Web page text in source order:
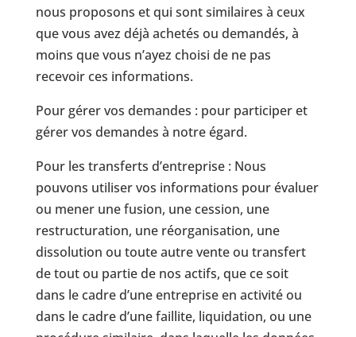
nous proposons et qui sont similaires à ceux
que vous avez déjà achetés ou demandés, à
moins que vous n’ayez choisi de ne pas
recevoir ces informations.
Pour gérer vos demandes : pour participer et
gérer vos demandes à notre égard.
Pour les transferts d’entreprise : Nous
pouvons utiliser vos informations pour évaluer
ou mener une fusion, une cession, une
restructuration, une réorganisation, une
dissolution ou toute autre vente ou transfert
de tout ou partie de nos actifs, que ce soit
dans le cadre d’une entreprise en activité ou
dans le cadre d’une faillite, liquidation, ou une